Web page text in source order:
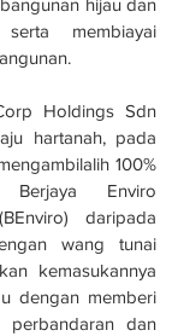
hijau dan
membiayai
Holdings Sdn
hartanah, pada
100%
Berjaya Enviro
daripada
wang tunai
kemasukannya
dengan memberi
perbandaran dan